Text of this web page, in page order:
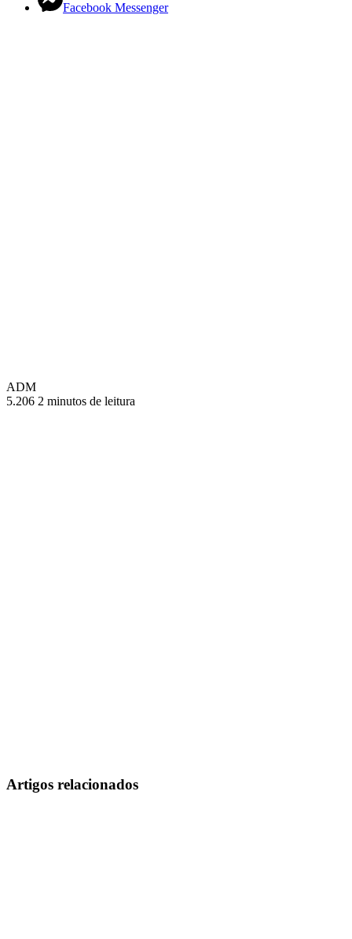
Facebook Messenger
ADM
5.206 2 minutos de leitura
Artigos relacionados